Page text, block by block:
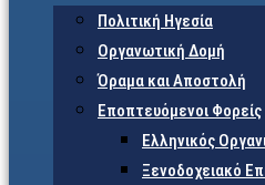
Πολιτική Ηγεσία
Οργανωτική Δομή
Όραμα και Αποστολή
Εποπτευόμενοι Φορείς
Eλληνικός
Ξενοδοχειακό